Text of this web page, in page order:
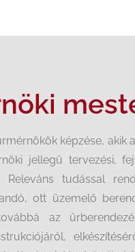
képzése,
jellegű tervezési,
Releváns tudással
ott üzemelő
az